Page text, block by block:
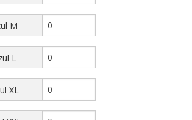
M
L
XL